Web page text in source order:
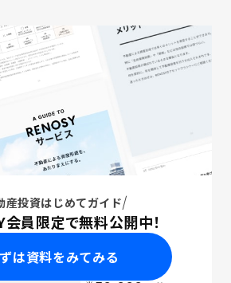
産投資はじめてガイド
員限定で無料公開中！
は資料をみてみる